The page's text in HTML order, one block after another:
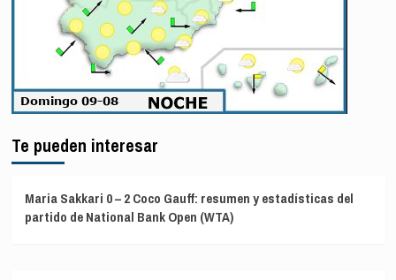
Te pueden interesar
Maria Sakkari 0 – 2 Coco Gauff: resumen y estadísticas del
partido de National Bank Open (WTA)